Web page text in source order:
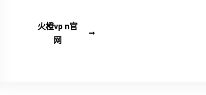
火橙vp n官
网